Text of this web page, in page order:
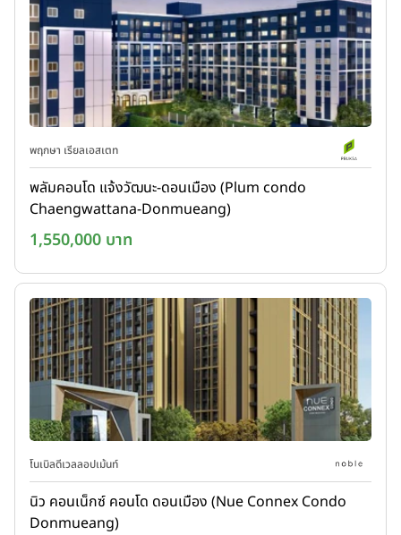
พฤกษา เรียลเอสเตท
พลัมคอนโด แจ้งวัฒนะ-ดอนเมือง (Plum condo
Chaengwattana-Donmueang)
1,550,000 บาท
โนเบิลดีเวลลอปเม้นท์
นิว คอนเน็กซ์ คอนโด ดอนเมือง (Nue Connex Condo
Donmueang)